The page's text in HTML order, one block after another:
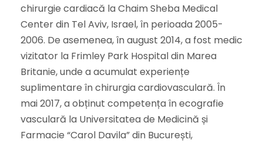
chirurgie cardiacă la Chaim Sheba Medical
Center din Tel Aviv, Israel, în perioada 2005-
2006. De asemenea, în august 2014, a fost medic
vizitator la Frimley Park Hospital din Marea
Britanie, unde a acumulat experiențe
suplimentare în chirurgia cardiovasculară. În
mai 2017, a obținut competența în ecografie
vasculară la Universitatea de Medicină și
Farmacie “Carol Davila” din București,